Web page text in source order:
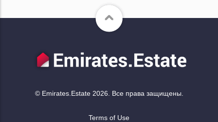
© Emirates.Estate 2026. Все права защищены.
Terms of Use